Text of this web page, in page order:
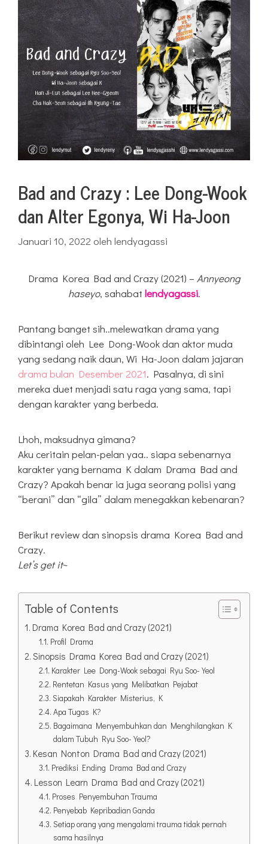
Bad and Crazy : Lee Dong-Wook
dan Alter Egonya, Wi Ha-Joon
Januari 10, 2022 oleh lendyagassi
Drama Korea Bad and Crazy (2021) – Annyeong
haseyo, sahabat lendyagassi.
Pantang banget sih..melewatkan drama yang
dibintangi oleh Lee Dong-Wook dan aktor muda
yang sedang naik daun, Wi Ha-Joon dalam jajaran
drama bulan Desember 2021. Pasalnya, di sini
mereka duet menjadi satu raga yang sama, tapi
dengan karakter yang berbeda.
Lhoh, maksudnya gimana?
Aku ceritain pelan-pelan yaa.. siapa sebenarnya
karakter yang bernama K dalam Drama Bad and
Crazy? Apakah benar ia juga seorang polisi yang
“berani” dan “gila” dalam menegakkan kebenaran?
Berikut review dan sinopsis drama Korea Bad and
Crazy.
Let’s get it~
Table of Contents
Drama Korea Bad and Crazy (2021)
Profil Drama
Sinopsis Drama Korea Bad and Crazy (2021)
Karakter Lee Dong-Wook sebagai Ryu Soo-Yeol
Rentetan Kasus yang Melibatkan Pejabat
Siapakah Karakter Misterius, K
Apa Tugas K?
Bagaimana Menyembuhkan dan Menghilangkan K
dalam Tubuh Ryu Soo-Yeol?
Kesan Nonton Drama Bad and Crazy (2021)
Prediksi Ending Drama Bad and Crazy
Lesson Learn Drama Bad and Crazy (2021)
Proses Penyembuhan Trauma
Penyebab Kepribadian Ganda
Setiap orang yang mengalami trauma tidak pernah
sama hasilnya